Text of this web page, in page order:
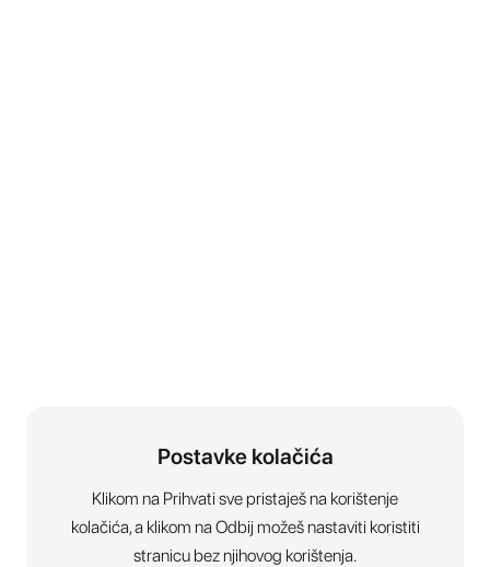
Postavke kolačića
Klikom na Prihvati sve pristaješ na korištenje
kolačića, a klikom na Odbij možeš nastaviti koristiti
stranicu bez njihovog korištenja.